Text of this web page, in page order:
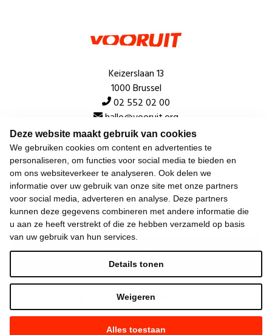
Deze website maakt gebruik van cookies
We gebruiken cookies om content en advertenties te
personaliseren, om functies voor social media te bieden en
om ons websiteverkeer te analyseren. Ook delen we
informatie over uw gebruik van onze site met onze partners
voor social media, adverteren en analyse. Deze partners
kunnen deze gegevens combineren met andere informatie die
u aan ze heeft verstrekt of die ze hebben verzameld op basis
van uw gebruik van hun services.
Alles toestaan
Weigeren
Details tonen
Keizerslaan 13
1000 Brussel
02 552 02 00
hallo@vooruit.org
Snel
Over de beweging
Algemeen
Laatste nieuws